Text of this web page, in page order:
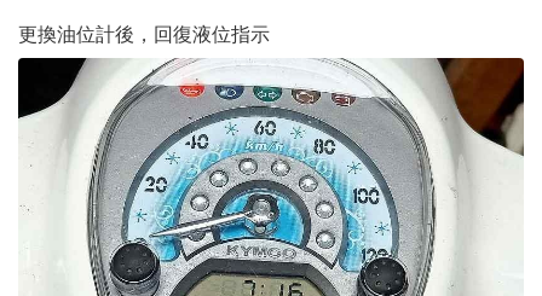
更換油位計後，回復液位指示